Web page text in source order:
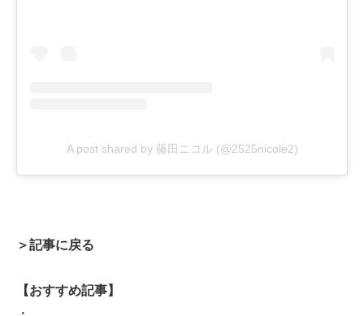
A post shared by 藤田ニコル (@2525nicole2)
＞記事に戻る
【おすすめ記事】